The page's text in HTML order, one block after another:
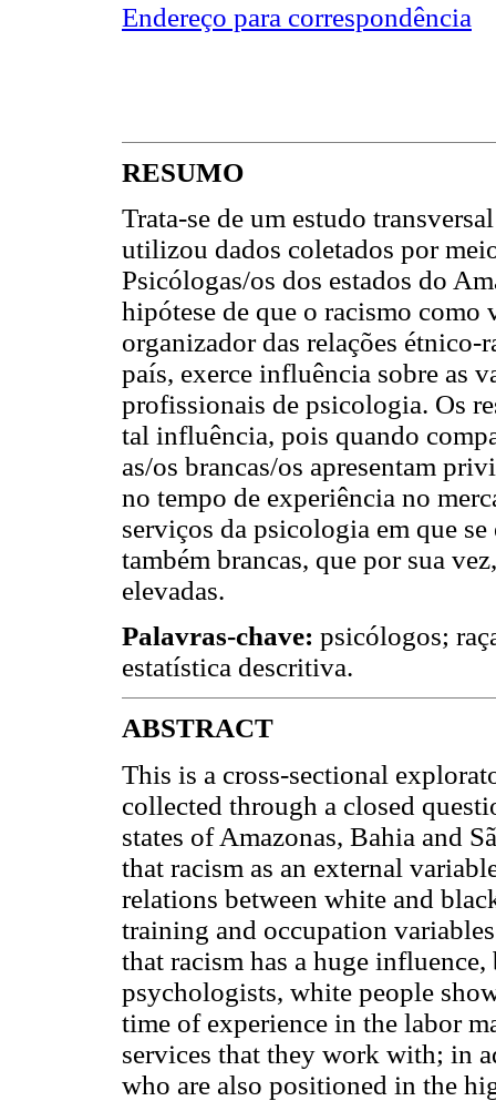
Endereço para correspondência
RESUMO
Trata-se de um estudo
utilizou dados coletados por
Psicólogas/os dos estados do
hipótese de que o racismo como
organizador das relações étnico-
país, exerce influência sobre as
profissionais de psicologia. Os
tal influência, pois quando
as/os brancas/os apresentam
no tempo de experiência no
serviços da psicologia em que
também brancas, que por sua
elevadas.
Palavras-chave: psicólogos;
estatística descritiva.
ABSTRACT
This is a cross-sectional
collected through a closed
states of Amazonas, Bahia and
that racism as an external
relations between white and
training and occupation
that racism has a huge
psychologists, white people
time of experience in the labor
services that they work with; in
who are also positioned in the